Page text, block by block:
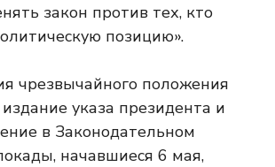
закон против тех, кто
позицию».
чрезвычайного положения
указа президента и
в Законодательном
начавшиеся 6 мая,